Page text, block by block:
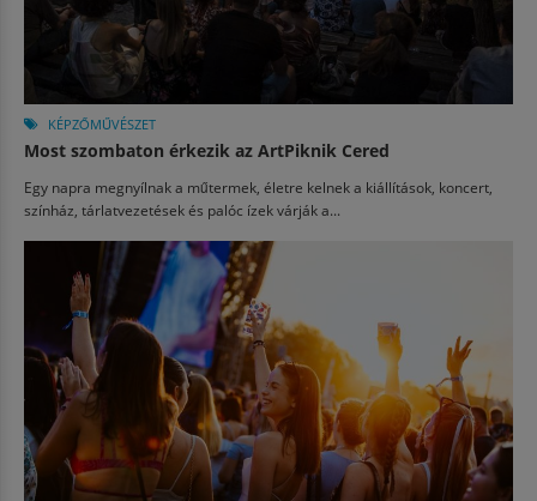
KÉPZŐMŰVÉSZET
Most szombaton érkezik az ArtPiknik Cered
Egy napra megnyílnak a műtermek, életre kelnek a kiállítások, koncert,
színház, tárlatvezetések és palóc ízek várják a...